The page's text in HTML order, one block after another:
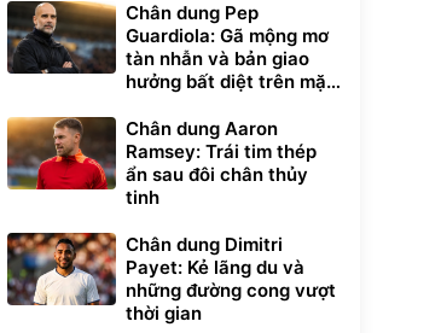
Unmute
Vali Bamozo
Khung Nhôm
825.000đ
Flash Sale
Lót ghế ôtô, nâng
giúp thoải mái
trong di chuyển
295.000đ
Đã bán nhiều
Chân dung Pep
Guardiola: Gã mộng mơ
tàn nhẫn và bản giao
hưởng bất diệt trên mặt
Chân dung Aaron
Ramsey: Trái tim thép
ẩn sau đôi chân thủy
tinh
Chân dung Dimitri
Payet: Kẻ lãng du và
những đường cong vượt
thời gian